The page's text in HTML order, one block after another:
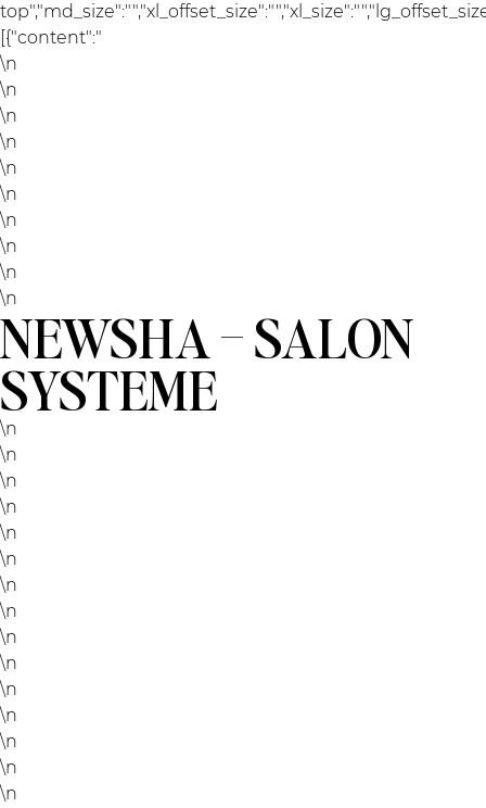
[{"content":"
\n
\n
\n
\n
\n
\n
\n
\n
\n
\n
NEWSHA – SALON
SYSTEME
\n
\n
\n
\n
\n
\n
\n
\n
\n
\n
\n
\n
\n
\n
\n